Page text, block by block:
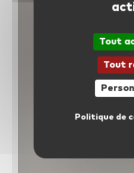
Tout
Tout
Politique de